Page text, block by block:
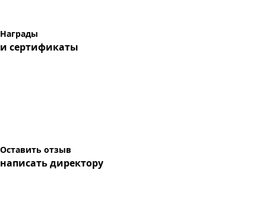
Награды
и сертификаты
Оставить отзыв
написать директору